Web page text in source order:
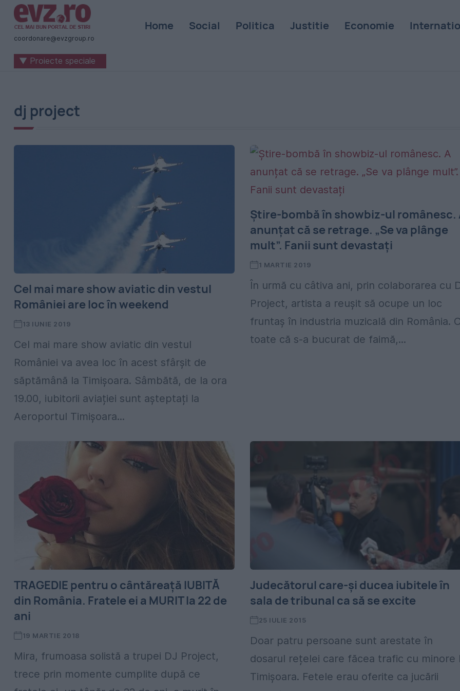
Știri
naționale
internaționale
România
-
coordonare@evzgroup.ro
Home Social Politica Justitie Economie
▼ Proiecte speciale
dj project
Cel mai mare show aviatic din vestul
României are loc în weekend
13 IUNIE 2019
Cel mai mare show aviatic din vestul
României va avea loc în acest sfârșit de
săptămână la Timișoara. Sâmbătă, de la ora
19.00, iubitorii aviației sunt așteptați la
Aeroportul Timișoara...
Știre-bombă în showbiz-ul românesc.
anunțat că se retrage. „Se va plânge
mult”. Fanii sunt devastați
1 MARTIE 2019
În urmă cu câtiva ani, prin colaborarea cu
Project, artista a reușit să ocupe un loc
fruntaș în industria muzicală din România.
toate că s-a bucurat de faimă,...
TRAGEDIE pentru o cântăreață IUBITĂ
din România. Fratele ei a MURIT la 22 de
ani
19 MARTIE 2018
Mira, frumoasa solistă a trupei DJ Project,
trece prin momente cumplite după ce
Judecătorul care-și ducea iubitele în
sala de tribunal ca să se excite
25 IULIE 2015
Doar patru persoane sunt arestate în
dosarul rețelei care făcea trafic cu minore
Timișoara. Fetele erau oferite ca jucării